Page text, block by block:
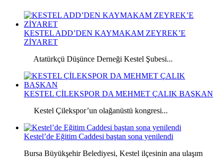
KESTEL ADD’DEN KAYMAKAM ZEYREK’E
ZİYARET
Atatürkçü Düşünce Derneği Kestel Şubesi...
KESTEL ÇİLEKSPOR DA MEHMET ÇALIK BAŞKAN
Kestel Çilekspor’un olağanüstü kongresi...
Kestel’de Eğitim Caddesi baştan sona yenilendi
Bursa Büyükşehir Belediyesi, Kestel ilçesinin ana ulaşım